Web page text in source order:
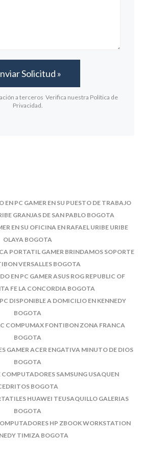
a terceros Verifica nuestra Política de
Privacidad.
EN PC GAMER EN SU PUESTO DE TRABAJO
GRANJAS DE SAN PABLO BOGOTA
EN SU OFICINA EN RAFAEL URIBE URIBE
OLAYA BOGOTA
PORTATIL GAMER BRINDAMOS SOPORTE
VERSALLES BOGOTA
EN PC GAMER ASUS ROG REPUBLIC OF
FE LA CONCORDIA BOGOTA
DISPONIBLE A DOMICILIO EN KENNEDY
BOGOTA
COMPUMAX FONTIBON ZONA FRANCA
BOGOTA
GAMER ACER ENGATIVA MINUTO DE DIOS
BOGOTA
SAMSUNG USAQUEN
BOGOTA
HUAWEI TEUSAQUILLO GALERIAS
BOGOTA
HP ZBOOK WORKSTATION
TIMIZA BOGOTA